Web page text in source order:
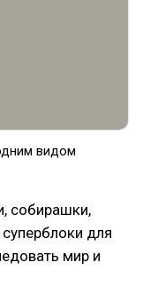
видом
собирашки,
для
мир и